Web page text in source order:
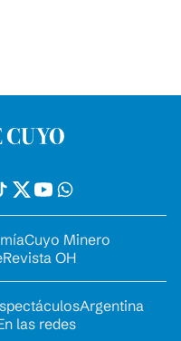
Cuyo Minero
Revista OH
Argentina
las redes